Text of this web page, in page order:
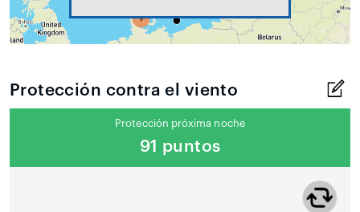
Protección contra el viento
Protección próxima noche
91 puntos